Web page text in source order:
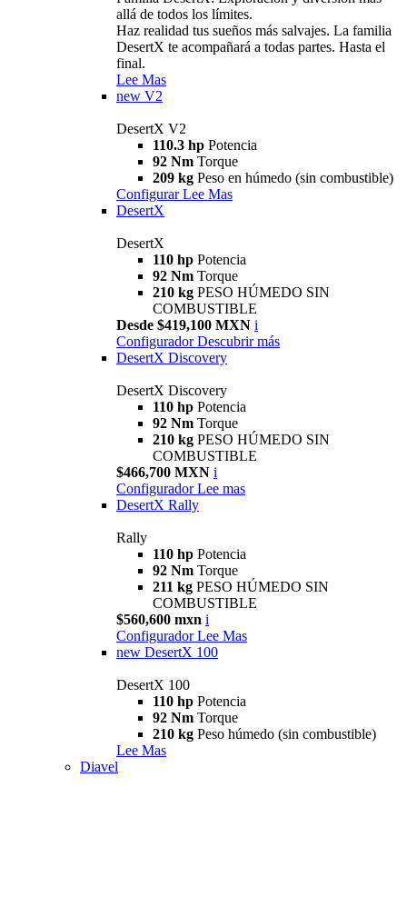
allá de todos los límites.
Haz realidad tus sueños más salvajes. La familia
DesertX te acompañará a todas partes. Hasta el
final.
Lee Mas
new V2
DesertX V2
110.3 hp Potencia
92 Nm Torque
209 kg Peso en húmedo (sin combustible)
Configurar Lee Mas
DesertX
DesertX
110 hp Potencia
92 Nm Torque
210 kg PESO HÚMEDO SIN
COMBUSTIBLE
Desde $419,100 MXN i
Configurador Descubrir más
DesertX Discovery
DesertX Discovery
110 hp Potencia
92 Nm Torque
210 kg PESO HÚMEDO SIN
COMBUSTIBLE
$466,700 MXN i
Configurador Lee mas
DesertX Rally
Rally
110 hp Potencia
92 Nm Torque
211 kg PESO HÚMEDO SIN
COMBUSTIBLE
$560,600 mxn i
Configurador Lee Mas
new DesertX 100
DesertX 100
110 hp Potencia
92 Nm Torque
210 kg Peso húmedo (sin combustible)
Lee Mas
Diavel